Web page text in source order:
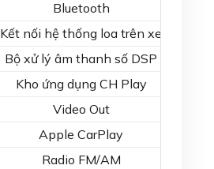
Bluetooth
Kết nối hệ thống loa trên xe
Bộ xử lý âm thanh số DSP
Kho ứng dụng CH Play
Video Out
Apple CarPlay
Radio FM/AM